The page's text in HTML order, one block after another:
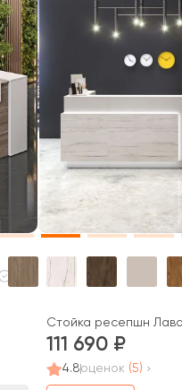
Стойка ресепшн
111 690
4.8оценок (5)